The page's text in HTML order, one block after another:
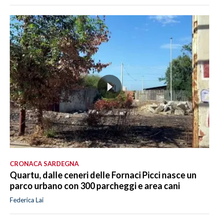
CRONACA SARDEGNA
Quartu, dalle ceneri delle Fornaci Picci nasce un
parco urbano con 300 parcheggi e area cani
Federica Lai